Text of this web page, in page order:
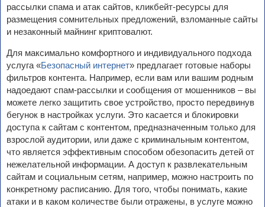
рассылки спама и атак сайтов, кликбейт-ресурсы для
размещения сомнительных предложений, взломанные сайты
и незаконный майнинг криптовалют.
Для максимально комфортного и индивидуального подхода
услуга «Безопасный интернет» предлагает готовые наборы
фильтров контента. Например, если вам или вашим родным
надоедают спам-рассылки и сообщения от мошенников – вы
можете легко защитить свое устройство, просто передвинув
бегунок в настройках услуги. Это касается и блокировки
доступа к сайтам с контентом, предназначенным только для
взрослой аудитории, или даже с криминальным контентом,
что является эффективным способом обезопасить детей от
нежелательной информации. А доступ к развлекательным
сайтам и социальным сетям, например, можно настроить по
конкретному расписанию. Для того, чтобы понимать, какие
атаки и в каком количестве были отражены, в услуге можно